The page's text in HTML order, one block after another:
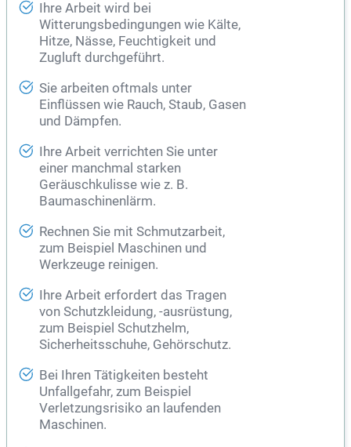
Ihre Arbeit wird bei
Witterungsbedingungen wie Kälte,
Hitze, Nässe, Feuchtigkeit und
Zugluft durchgeführt.
Sie arbeiten oftmals unter
Einflüssen wie Rauch, Staub, Gasen
und Dämpfen.
Ihre Arbeit verrichten Sie unter
einer manchmal starken
Geräuschkulisse wie z. B.
Baumaschinenlärm.
Rechnen Sie mit Schmutzarbeit,
zum Beispiel Maschinen und
Werkzeuge reinigen.
Ihre Arbeit erfordert das Tragen
von Schutzkleidung, -ausrüstung,
zum Beispiel Schutzhelm,
Sicherheitsschuhe, Gehörschutz.
Bei Ihren Tätigkeiten besteht
Unfallgefahr, zum Beispiel
Verletzungsrisiko an laufenden
Maschinen.